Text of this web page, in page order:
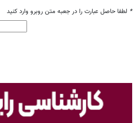
* لطفا حاصل عبارت را در جعبه متن روبرو وارد کنید